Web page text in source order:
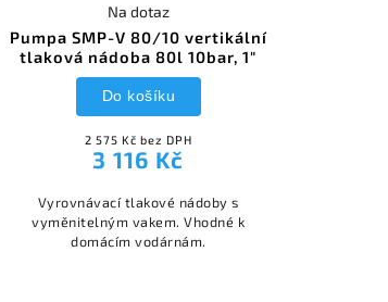
Pumpa SMP-V 80/10 vertikální
tlaková nádoba 80l 10bar, 1"
Na dotaz
2 575 Kč bez DPH
3 116 Kč
Do košíku
Vyrovnávací tlakové nádoby s
vyměnitelným vakem. Vhodné k
domácím vodárnám.